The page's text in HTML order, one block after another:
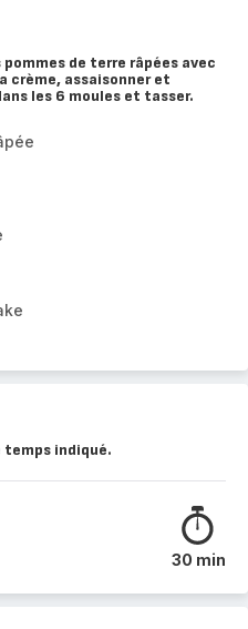
de terre râpées avec
crème, assaisonner et
les 6 moules et tasser.
temps indiqué.
30 min